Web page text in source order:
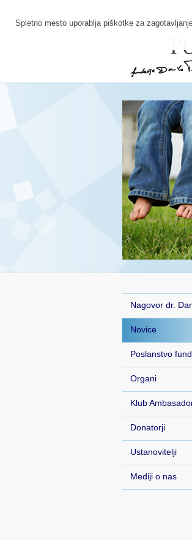
Spletno mesto uporablja piškotke za
Nagovor dr.
Novice
Poslanstvo
Organi
Klub
Donatorji
Ustanovitelji
Mediji o nas